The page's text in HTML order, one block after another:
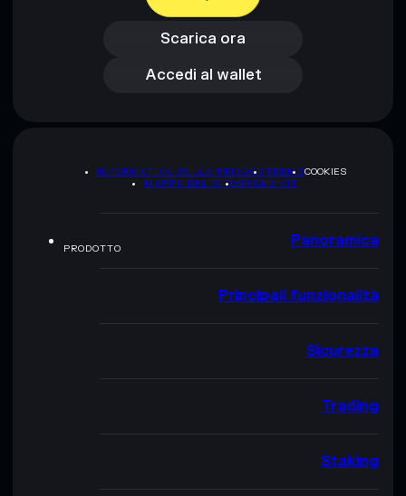
Scarica ora
Accedi al wallet
Accedi al wallet
INFORMATIVA SULLA PRIVACYTERMSCOOKIES
MAPPA DEL SITOBRAND KIT
PRODOTTO Panoramica
Principali funzionalità
Sicurezza
Trading
Staking